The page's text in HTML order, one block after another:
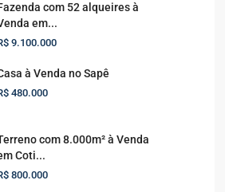
com 52 alqueires à
em...
9.100.000
à Venda no Sapê
480.000
com 8.000m² à Venda
Coti...
800.000